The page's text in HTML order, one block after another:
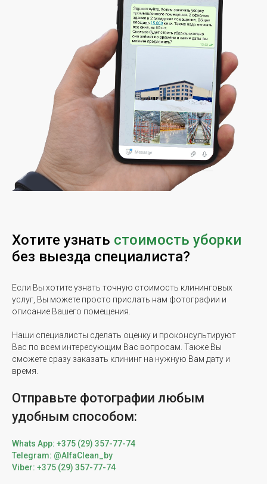
Хотите узнать стоимость уборки
без выезда специалиста?
Если Вы хотите узнать точную стоимость клининговых
услуг, Вы можете просто прислать нам фотографии и
описание Вашего помещения.
Наши специалисты сделать оценку и проконсультируют
Вас по всем интересующим Вас вопросам. Также Вы
сможете сразу заказать клининг на нужную Вам дату и
время.
Отправьте фотографии любым
удобным способом:
Whats App: +375 (29) 357-77-74
Telegram: @AlfaClean_by
Viber: +375 (29) 357-77-74